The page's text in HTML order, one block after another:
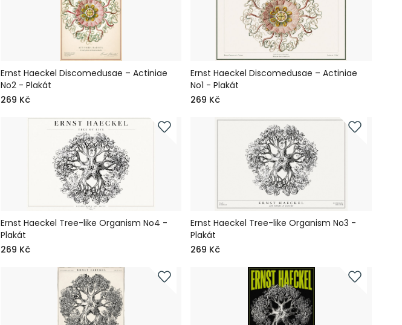
Ernst Haeckel Discomedusae – Actiniae
No2 - Plakát
269 Kč
Ernst Haeckel Discomedusae – Actiniae
No1 - Plakát
269 Kč
Ernst Haeckel Tree-like Organism No4 -
Plakát
269 Kč
Ernst Haeckel Tree-like Organism No3 -
Plakát
269 Kč